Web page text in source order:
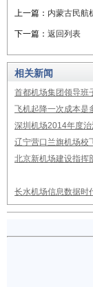
上一篇： 内蒙古民航
下一篇： 返回列表
相关新闻
首都机场集团领导班
飞机起降一次成本是
深圳机场2014年度
辽宁营口兰旗机场校
北京新机场建设指挥
长水机场信息数据时